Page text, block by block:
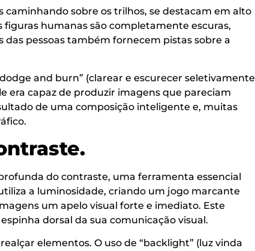
caminhando sobre os trilhos, se destacam em alto
humanas são completamente escuras,
pessoas também fornecem pistas sobre a
and burn” (clarear e escurecer seletivamente
era capaz de produzir imagens que pareciam
de uma composição inteligente e, muitas
do contraste, uma ferramenta essencial
a luminosidade, criando um jogo marcante
um apelo visual forte e imediato. Este
dorsal da sua comunicação visual.
elementos. O uso de “backlight” (luz vinda